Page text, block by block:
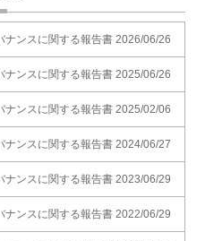
ナンスに関する報告書 2026/06/26
ナンスに関する報告書 2025/06/26
ナンスに関する報告書 2025/02/06
ナンスに関する報告書 2024/06/27
ナンスに関する報告書 2023/06/29
ナンスに関する報告書 2022/06/29